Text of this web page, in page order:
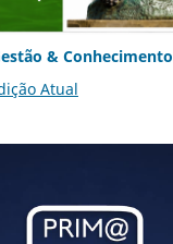
& Conhecimento
Atual